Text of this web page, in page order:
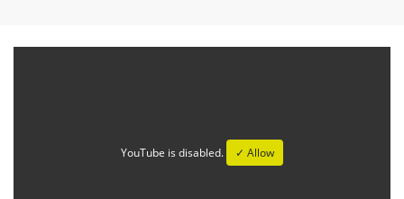
YouTube is disabled. ✓ Allow